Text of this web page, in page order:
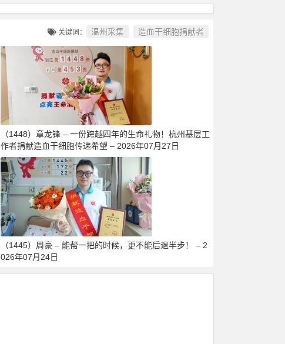
关键词： 温州采集 造血干细胞捐献者
（1448）章龙锋 – 一份跨越四年的生命礼物！杭州基层工
作者捐献造血干细胞传递希望 – 2026年07月27日
（1445）周豪 – 能帮一把的时候，更不能后退半步！ – 2
026年07月24日